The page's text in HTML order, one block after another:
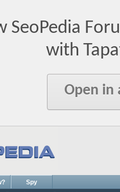
SeoPedia
with
Open in
Spy